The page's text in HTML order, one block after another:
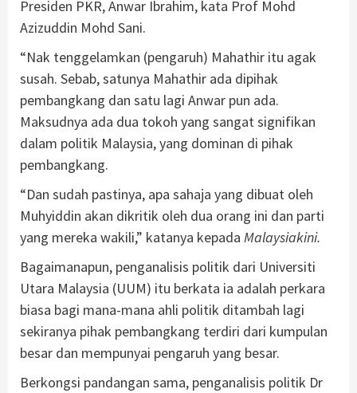
Presiden PKR, Anwar Ibrahim, kata Prof Mohd
Azizuddin Mohd Sani.
“Nak tenggelamkan (pengaruh) Mahathir itu agak
susah. Sebab, satunya Mahathir ada dipihak
pembangkang dan satu lagi Anwar pun ada.
Maksudnya ada dua tokoh yang sangat signifikan
dalam politik Malaysia, yang dominan di pihak
pembangkang.
“Dan sudah pastinya, apa sahaja yang dibuat oleh
Muhyiddin akan dikritik oleh dua orang ini dan parti
yang mereka wakili,” katanya kepada Malaysiakini.
Bagaimanapun, penganalisis politik dari Universiti
Utara Malaysia (UUM) itu berkata ia adalah perkara
biasa bagi mana-mana ahli politik ditambah lagi
sekiranya pihak pembangkang terdiri dari kumpulan
besar dan mempunyai pengaruh yang besar.
Berkongsi pandangan sama, penganalisis politik Dr